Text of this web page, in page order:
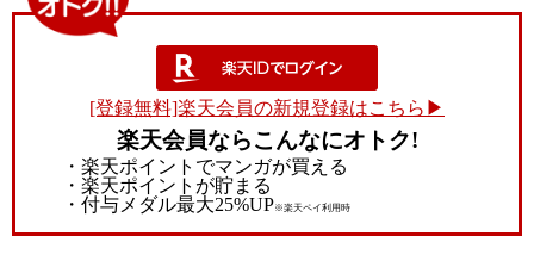
[登録無料]楽天会員の新規登録はこちら▶
楽天会員ならこんなにオトク!
・楽天ポイントでマンガが買える
・楽天ポイントが貯まる
・付与メダル最大25%UP※楽天ペイ利用時